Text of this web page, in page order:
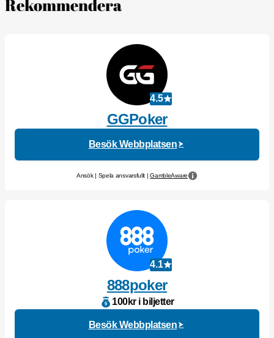
Rekommendera
4.5
GGPoker
Besök Webbplatsen
Ansök | Spela ansvarsfullt |GambleAware
4.1
888poker
100kr i biljetter
Besök Webbplatsen